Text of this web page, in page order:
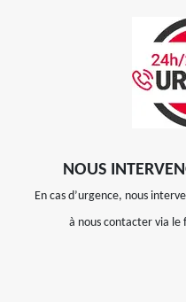
NOUS
En cas d’urgence, nous
à nous contacter via le